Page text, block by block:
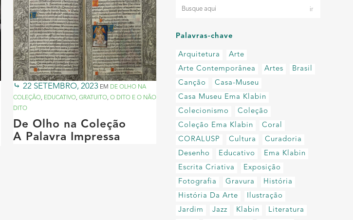
22 SETEMBRO, 2023EM DE OLHO NA
COLEÇÃO, EDUCATIVO, GRATUITO, O DITO E O NÃO
DITO
De Olho na Coleção
A Palavra Impressa
Palavras-chave
Arquitetura
Arte
Arte Contemporânea
Artes
Brasil
Canção
Casa-Museu
Casa Museu Ema Klabin
Colecionismo
Coleção
Coleção Ema Klabin
Coral
CORALUSP
Cultura
Curadoria
Desenho
Educativo
Ema Klabin
Escrita Criativa
Exposição
Fotografia
Gravura
História
História Da Arte
Ilustração
Jardim
Jazz Klabin
Literatura